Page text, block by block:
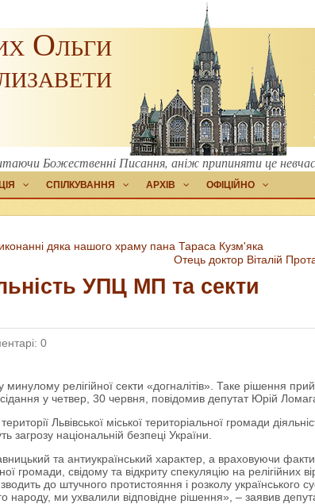
Ольги
Божественні Писання, аніж припиняти це
СПІЛКУВАННЯ АРХІВ ОФІЦІЙНО
дяка нашого храму пана Тараса Кузм'яка
Отець доктор Віталій
УПЦ МП та секти
0
релігійної секти «догналітів». Таке рішення
у четвер, 30 червня, повідомив депутат Юрій
Львівської міської територіальної громади
загрозу національній безпеці України.
та антиукраїнський характер, а враховуючи
громади, свідому та відкриту спекуляцію на релігійних
до штучного протистояння і розколу українського
народу, ми ухвалили відповідне рішення», – заявив